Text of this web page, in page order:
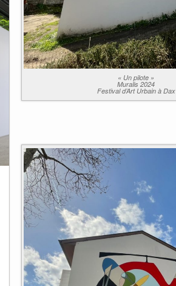
« Un pilote »
Muralis 2024
Festival d’Art Urbain à Dax